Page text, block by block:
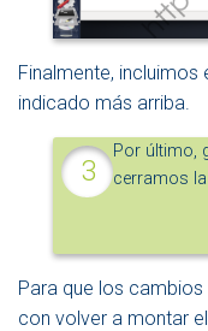
Finalmente,
indicado más arriba.
Por último,
cerramos
Para que los cambios
con volver a montar